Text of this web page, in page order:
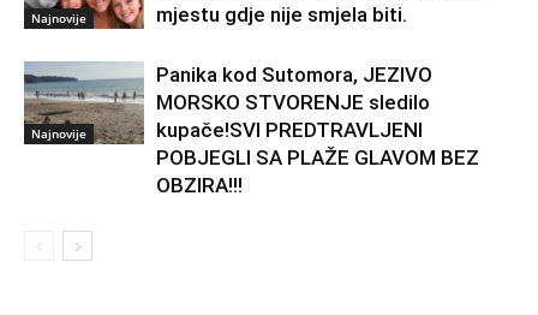
Najnovije
mjestu gdje nije smjela biti.
Najnovije
Panika kod Sutomora, JEZIVO
MORSKO STVORENJE sledilo
kupače!SVI PREDTRAVLJENI
POBJEGLI SA PLAŽE GLAVOM BEZ
OBZIRA!!!